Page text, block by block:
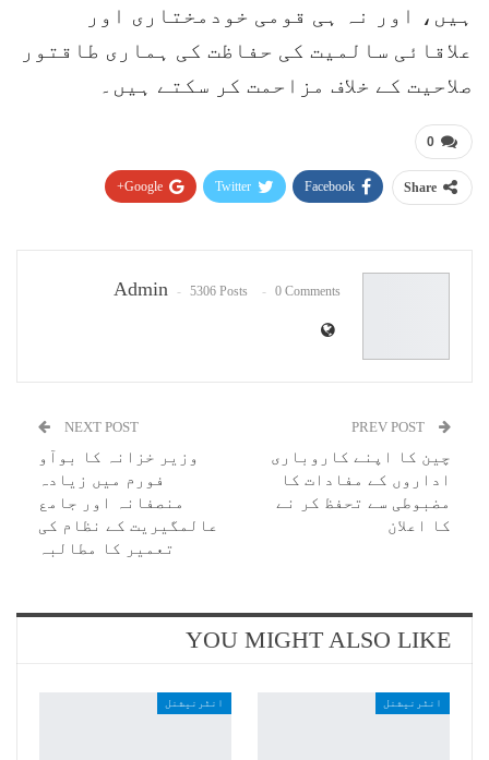
ہیں، اور نہ ہی قومی خودمختاری اور
علاقائی سالمیت کی حفاظت کی ہماری طاقتور
صلاحیت کے خلاف مزاحمت کر سکتے ہیں۔
0
Share
Facebook
Twitter
Google+
Admin 5306 Posts 0 Comments
چین کا اپنے کاروباری
اداروں کے مفادات کا
مضبوطی سے تحفظ کر نے
کا اعلان
NEXT POST
وزیر خزانہ کا بوآو
فورم میں زیادہ
منصفانہ اور جامع
عالمگیریت کے نظام کی
تعمیر کا مطالبہ
YOU MIGHT ALSO LIKE
انٹرنیشنل انٹرنیشنل